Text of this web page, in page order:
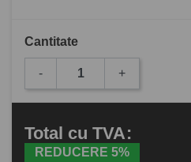
Cantitate
- +
Total cu TVA:
REDUCERE 5%